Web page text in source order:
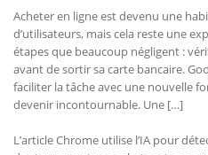
Acheter en ligne est devenu une
d’utilisateurs, mais cela reste une
étapes que beaucoup négligent :
avant de sortir sa carte bancaire.
faciliter la tâche avec une nouvelle
devenir incontournable. Une […]
L’article Chrome utilise l’IA pour